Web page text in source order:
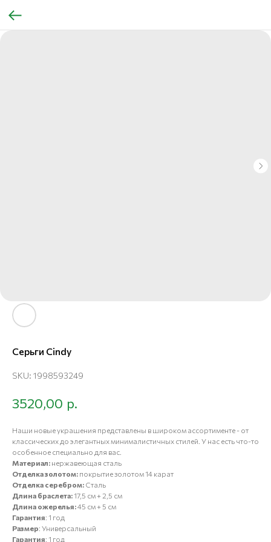
Серьги Cindy
SKU: 1998593249
3520,00 р.
Наши новые украшения представлены в широком ассортименте - от
классических до элегантных минималистичных стилей. У нас есть что-то
особенное специально для вас.
Материал: нержавеющая сталь
Отделка золотом: покрытие золотом 14 карат
Отделка серебром: Сталь
Длина браслета:17,5 см + 2,5 см
Длина ожерелья:45 см + 5 см
Гарантия: 1 год
Размер: Универсальный
Гарантия: 1 год